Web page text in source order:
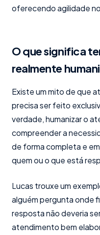
oferecendo agilidade
O que significa
realmente
Existe um mito de que
precisa ser feito
verdade, humanizar o
compreender a
de forma completa e
quem ou o que está
Lucas trouxe um
alguém pergunta onde
resposta não deveria
atendimento bem